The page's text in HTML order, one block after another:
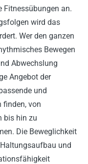
an.
wird das
Wer den ganzen
Bewegen
Abwechslung
Angebot der
und
finden, von
bis hin zu
Die Beweglichkeit
und